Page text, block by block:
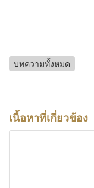
บทความทั้งหมด
เนื้อหาที่เกี่ยวข้อง